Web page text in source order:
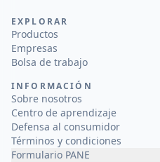
EXPLORAR
Productos
Empresas
Bolsa de trabajo
INFORMACIÓN
Sobre nosotros
Centro de aprendizaje
Defensa al consumidor
Términos y condiciones
Formulario PANE